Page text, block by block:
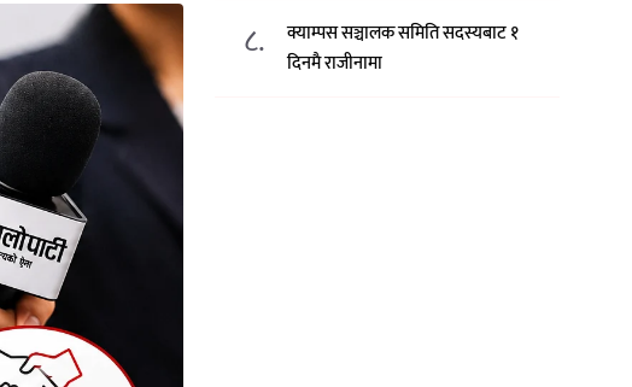
८.
क्याम्पस सञ्चालक समिति सदस्यबाट १
दिनमै राजीनामा